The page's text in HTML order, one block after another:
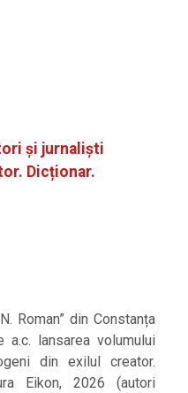
și jurnaliști
Dicționar.
Roman” din Constanța
a.c. lansarea volumului
din exilul creator.
Eikon, 2026 (autori